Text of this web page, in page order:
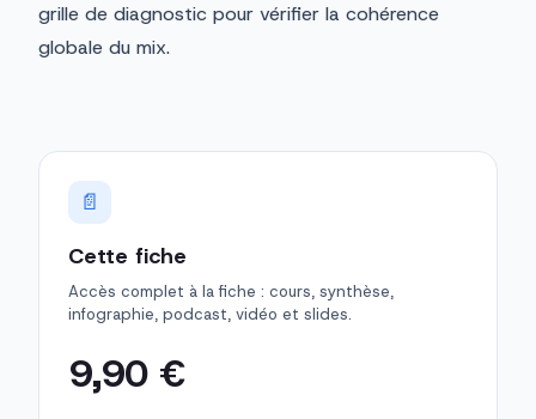
grille de diagnostic pour vérifier la cohérence
globale du mix.
📄
Cette fiche
Accès complet à la fiche : cours, synthèse,
infographie, podcast, vidéo et slides.
9,90 €